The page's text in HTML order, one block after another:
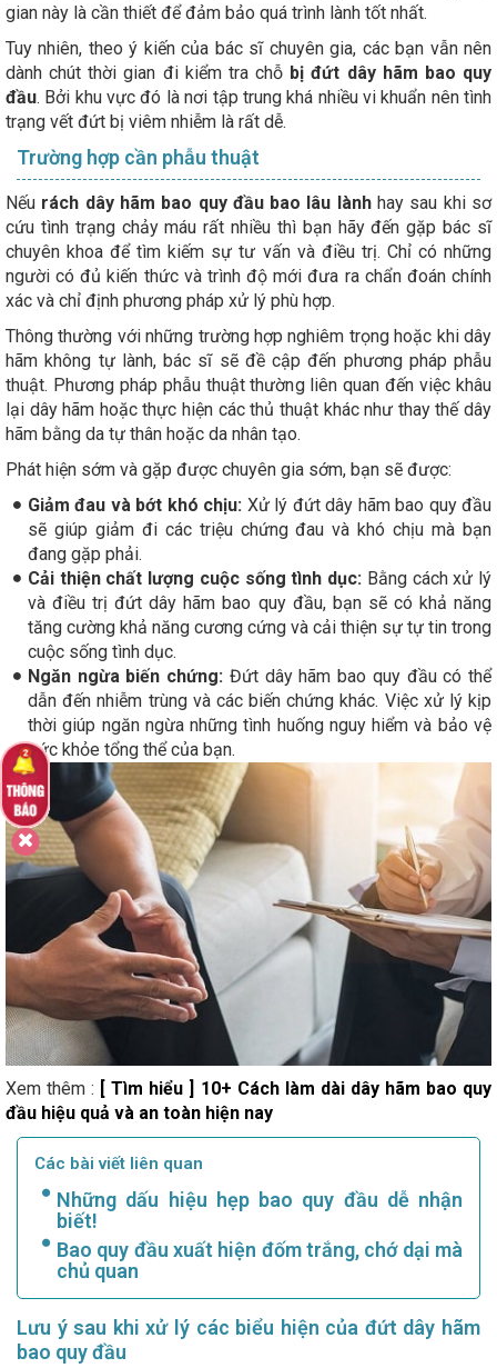
gian này là cần thiết để đảm bảo quá trình lành tốt nhất.
Tuy nhiên, theo ý kiến của bác sĩ chuyên gia, các bạn vẫn nên
dành chút thời gian đi kiểm tra chỗ bị đứt dây hãm bao quy
đầu. Bởi khu vực đó là nơi tập trung khá nhiều vi khuẩn nên tình
trạng vết đứt bị viêm nhiễm là rất dễ.
Trường hợp cần phẫu thuật
Nếu rách dây hãm bao quy đầu bao lâu lànhhay sau khi sơ
cứu tình trạng chảy máu rất nhiều thì bạn hãy đến gặp bác sĩ
chuyên khoa để tìm kiếm sự tư vấn và điều trị. Chỉ có những
người có đủ kiến thức và trình độ mới đưa ra chẩn đoán chính
xác và chỉ định phương pháp xử lý phù hợp.
Thông thường với những trường hợp nghiêm trọng hoặc khi dây
hãm không tự lành, bác sĩ sẽ đề cập đến phương pháp phẫu
thuật. Phương pháp phẫu thuật thường liên quan đến việc khâu
lại dây hãm hoặc thực hiện các thủ thuật khác như thay thế dây
hãm bằng da tự thân hoặc da nhân tạo.
Phát hiện sớm và gặp được chuyên gia sớm, bạn sẽ được:
Giảm đau và bớt khó chịu: Xử lý đứt dây hãm bao quy đầu
sẽ giúp giảm đi các triệu chứng đau và khó chịu mà bạn
đang gặp phải.
Cải thiện chất lượng cuộc sống tình dục: Bằng cách xử lý
và điều trị đứt dây hãm bao quy đầu, bạn sẽ có khả năng
tăng cường khả năng cương cứng và cải thiện sự tự tin trong
cuộc sống tình dục.
Ngăn ngừa biến chứng: Đứt dây hãm bao quy đầu có thể
dẫn đến nhiễm trùng và các biến chứng khác. Việc xử lý kịp
thời giúp ngăn ngừa những tình huống nguy hiểm và bảo vệ
sức khỏe tổng thể của bạn.
Xem thêm :
[ Tìm hiểu ] 10+ Cách làm dài dây hãm bao quy
đầu hiệu quả và an toàn hiện nay
Các bài viết liên quan
Những dấu hiệu hẹp bao quy đầu dễ nhận
biết!
Bao quy đầu xuất hiện đốm trắng, chớ dại mà
chủ quan
Lưu ý sau khi xử lý các biểu hiện của đứt dây hãm
bao quy đầu